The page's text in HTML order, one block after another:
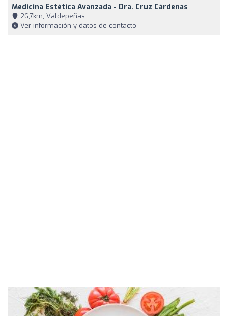
Medicina Estética Avanzada - Dra. Cruz Cárdenas
26,7km, Valdepeñas
Ver información y datos de contacto